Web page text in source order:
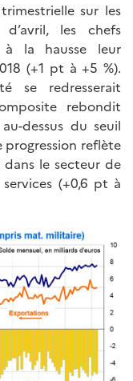
sur les
d’avril, les chefs
à la hausse leur
(+1 pt à +5 %).
se redresserait
rebondit
dessus du seuil
progression reflète
dans le secteur de
(+0,6 pt à